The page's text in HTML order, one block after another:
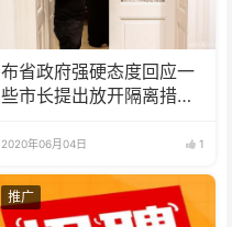
布省政府强硬态度回应一
些市长提出放开隔离措施
2020年06月04日 1
推广